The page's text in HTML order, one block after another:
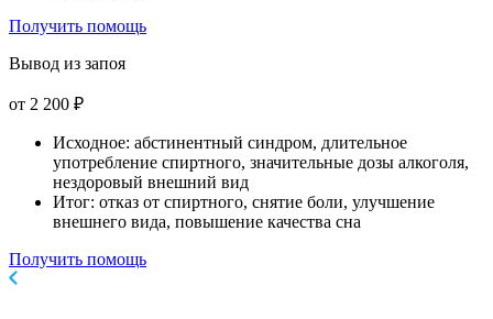
Получить помощь
Вывод из запоя
от 2 200 ₽
Исходное: абстинентный синдром, длительное
употребление спиртного, значительные дозы алкоголя,
нездоровый внешний вид
Итог: отказ от спиртного, снятие боли, улучшение
внешнего вида, повышение качества сна
Получить помощь